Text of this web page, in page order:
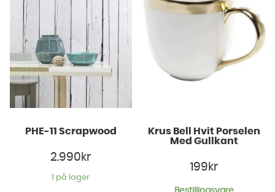
PHE-11 Scrapwood
2.990 kr
1 på lager
Krus Bell Hvit Porselen
Med Gullkant
199 kr